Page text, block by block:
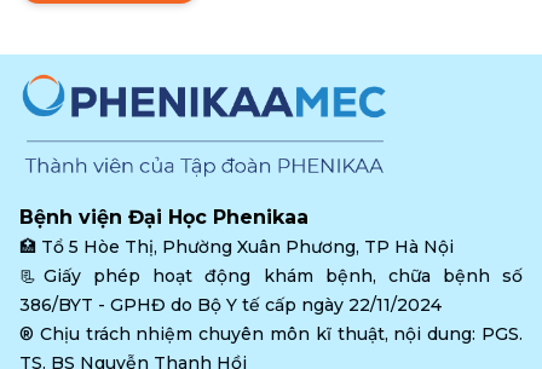
Bệnh viện Đại Học Phenikaa
🏥 Tổ 5 Hòe Thị, Phường Xuân Phương, TP Hà Nội
📃Giấy phép hoạt động khám bệnh, chữa bệnh số
386/BYT - GPHĐ do Bộ Y tế cấp ngày 22/11/2024
®️ Chịu trách nhiệm chuyên môn kĩ thuật, nội dung: PGS.
TS. BS Nguyễn Thanh Hồi